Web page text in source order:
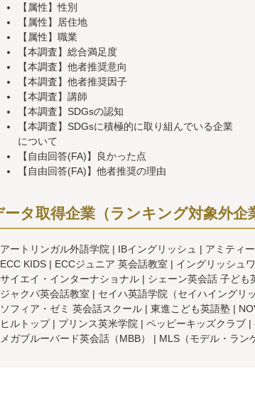
【属性】性別
【属性】居住地
【属性】職業
【本調査】総合満足度
【本調査】他者推奨意向
【本調査】他者推奨因子
【本調査】講師
【本調査】SDGsの認知
【本調査】SDGsに積極的に取り組んでいる企業
について
【自由回答(FA)】良かった点
【自由回答(FA)】他者推奨の理由
ータ取得企業（ランキング対象外企
アートリンガル外語学院 IBイングリッシュ アミティー
ECC KIDS
ECCジュニア 英会話教室 イングリッシュ
サイエイ・インターナショナル
シェーン英会話 子ども
ジャクパ英会話教室
セイハ英語学院（セイハイングリ
ソフィア・ゼミ 英会話スクール
東進こども英語塾
ヒルトップ
プリンス英米学院 ペッピーキッズクラブ
メガブルーバード英会話（MBB）
MLS（モデル・ラン